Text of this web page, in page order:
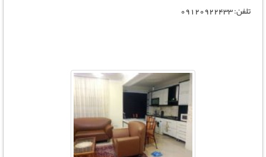
تلفن: 09120922433